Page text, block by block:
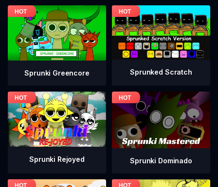
Sprunki Greencore Sprunked Scratch
Sprunki Rejoyed Sprunki Dominado